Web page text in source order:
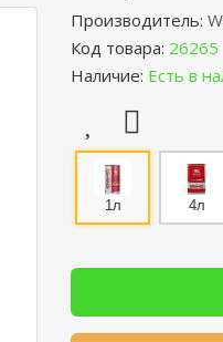
Производитель:
Код товара: 26265
Наличие: Есть в
1л 4л